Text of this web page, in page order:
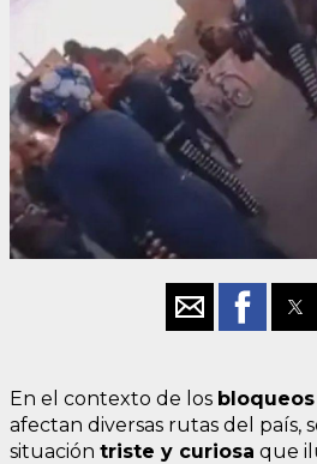
En el contexto de los
afectan diversas rutas del país,
situación triste y curiosa que